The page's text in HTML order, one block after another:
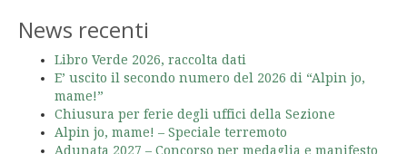
News recenti
Libro Verde 2026, raccolta dati
E’ uscito il secondo numero del 2026 di “Alpin jo,
mame!”
Chiusura per ferie degli uffici della Sezione
Alpin jo, mame! – Speciale terremoto
Adunata 2027 – Concorso per medaglia e manifesto